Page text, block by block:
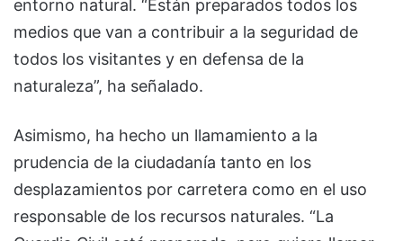
entorno natural. “Están preparados todos los
medios que van a contribuir a la seguridad de
todos los visitantes y en defensa de la
naturaleza”, ha señalado.
Asimismo, ha hecho un llamamiento a la
prudencia de la ciudadanía tanto en los
desplazamientos por carretera como en el uso
responsable de los recursos naturales. “La